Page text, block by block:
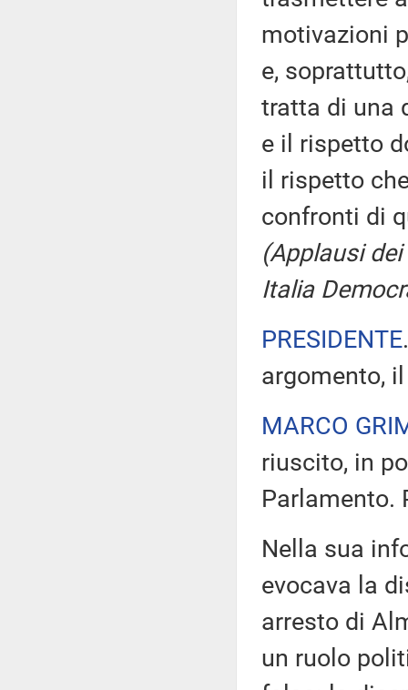
motivazioni
e,
tratta di una
e il rispetto
il rispetto
confronti di
(Applausi
Italia
PRESIDENTE
argomento,
MARCO
riuscito, in
Parlamento.
Nella sua
evocava la
arresto di
un ruolo